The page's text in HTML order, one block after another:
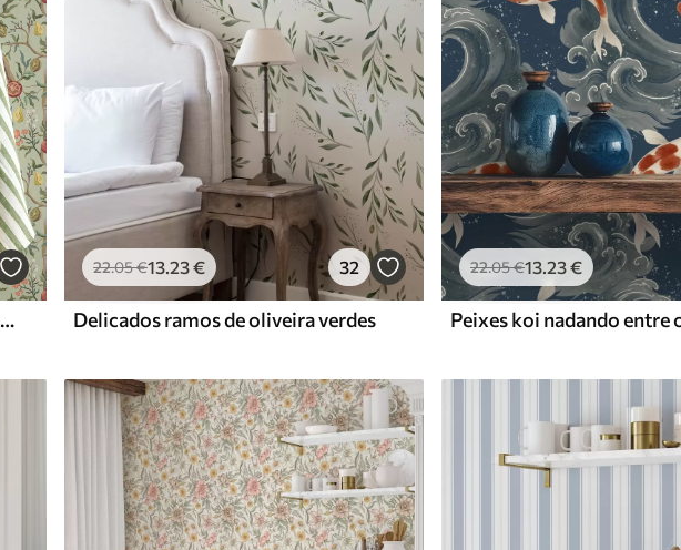
Premium
56.67
Vinil Premium
65.0039 .00€/m²
Frutos de romã, pêras e flores sobre um fundo verde claro
22.05€13.23€ 32
Delicados ramos de oliveira verdes
22.05€13.23€